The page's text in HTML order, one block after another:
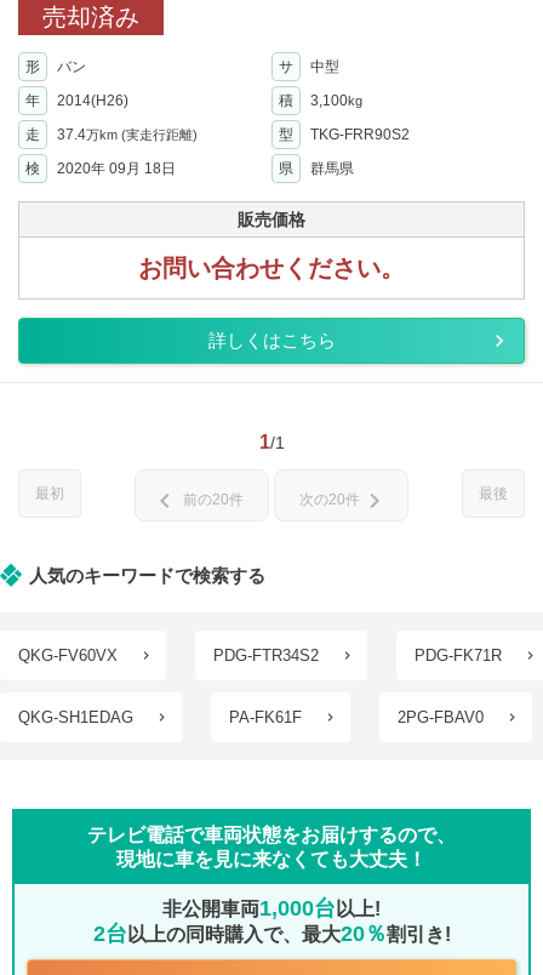
売却済み
形 バン サ
中型
年
2014(H26) 積 3,100kg
走 37.4万km (実走行距離) 型
TKG-FRR90S2
検
2020年 09月 18日 県 群馬県
販売価格
お問い合わせください。
詳しくはこちら
1/1
最初 最後
chevron_left 前の20件 次の20件 chevron_right
人気のキーワードで検索する
QKG-FV60VX PDG-FTR34S2 PDG-FK71R
QKG-SH1EDAG PA-FK61F 2PG-FBAV0
テレビ電話で車両状態をお届けするので、
現地に車を見に来なくても大丈夫！
非公開車両1,000台 以上!
2台 以上の同時購入で、最大20％割引き!